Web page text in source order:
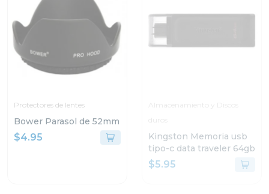
Protectores de lentes
Bower Parasol de 52mm
$4.95
Kingston Memoria usb
tipo-c data traveler 64gb
$5.95